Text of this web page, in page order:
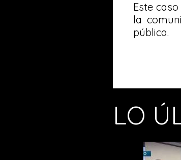
Este
la
pública.
LO